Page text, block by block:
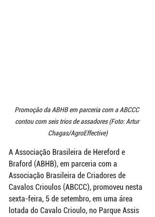
Promoção da ABHB em parceria com a ABCCC
contou com seis trios de assadores (Foto: Artur
Chagas/AgroEffective)
A Associação Brasileira de Hereford e
Braford (ABHB), em parceria com a
Associação Brasileira de Criadores de
Cavalos Crioulos (ABCCC), promoveu nesta
sexta-feira, 5 de setembro, em uma área
lotada do Cavalo Crioulo, no Parque Assis